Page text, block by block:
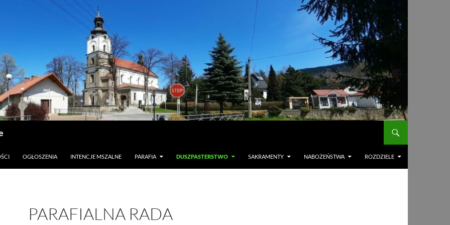
OGŁOSZENIA INTENCJE MSZALNE PARAFIA DUSZPASTERSTWO SAKRAMENTY NABOŻEŃSTWA ROZDZIELE
PARAFIALNA RADA